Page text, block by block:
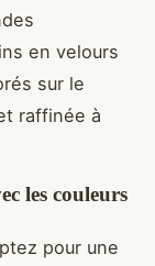
en velours
sur le
raffinée à
les couleurs
pour une